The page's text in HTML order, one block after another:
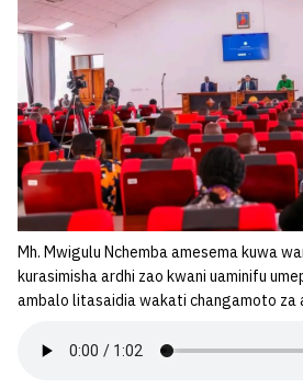
Mh. Mwigulu Nchemba amesema kuwa
kurasimisha ardhi zao kwani uaminifu
ambalo litasaidia wakati changamoto za